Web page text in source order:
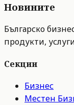
Новините
Българско
продукти,
Секции
Бизнес
Местен